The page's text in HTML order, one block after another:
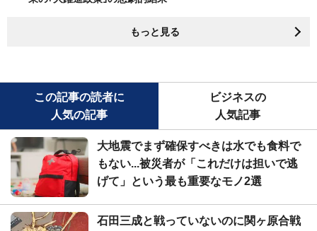
もっと見る
この記事の読者に
人気の記事
ビジネスの
人気記事
大地震でまず確保すべきは水でも食料で
もない...被災者が「これだけは担いで逃
げて」という最も重要なモノ2選
石田三成と戦っていないのに関ヶ原合戦